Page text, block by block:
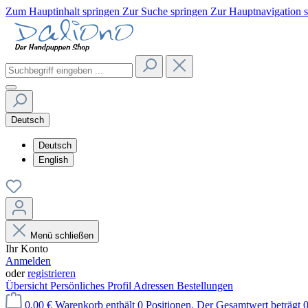
Zum Hauptinhalt springen Zur Suche springen Zur Hauptnavigation
Deutsch
Deutsch
English
Menü schließen
Ihr Konto
Anmelden
oderregistrieren
Übersicht Persönliches Profil Adressen Bestellungen
0,00 € Warenkorb enthält 0 Positionen. Der Gesamtwert beträgt